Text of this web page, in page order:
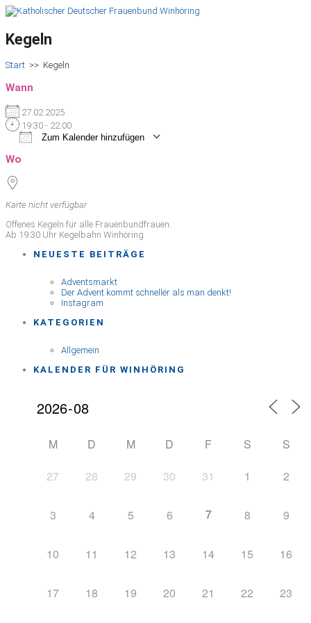
Kegeln
Start >> Kegeln
Wann
27.02.2025
19:30 - 22:00
Zum Kalender hinzufügen
Wo
Karte nicht verfügbar
Offenes Kegeln für alle Frauenbundfrauen.
Ab 19.30 Uhr Kegelbahn Winhöring
NEUESTE BEITRÄGE
Adventsmarkt
Der Advent kommt schneller als man denkt!
Instagram
KATEGORIEN
Allgemein
KALENDER FÜR WINHÖRING
M D M D F S
S
27
28 29 30 31 1 2
3 4 5 6 7 8 9
10 11 12 13 14 15 16
17 18 19 20 21 22 23